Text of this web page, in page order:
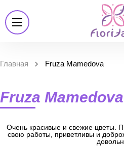
Главная Fruza Mamedova
Fruza Mamedova
Очень красивые и свежие цветы.
свою работы, приветливы и